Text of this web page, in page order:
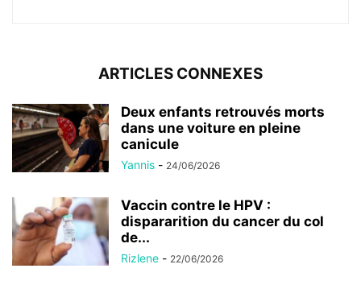
ARTICLES CONNEXES
Deux enfants retrouvés morts
dans une voiture en pleine
canicule
Yannis - 24/06/2026
Vaccin contre le HPV :
dispararition du cancer du col
de...
Rizlene - 22/06/2026